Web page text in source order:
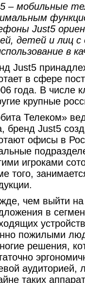
– мобильные
Just5
детей и лиц
в
Just5
в сфере
года. В числе
крупные
Телеком»
бренд Just5
офисы в
игроками
того,
чем выйти
в
пожилыми
решения,
аудиторией,
таких